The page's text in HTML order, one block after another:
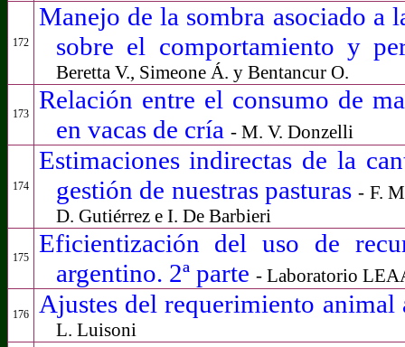
172
Manejo de la sombra asociado a
sobre el comportamiento y
Beretta V., Simeone Á. y Bentancur O.
173
Relación entre el consumo de
en vacas de cría - M. V. Donzelli
174
Estimaciones indirectas de la
gestión de nuestras pasturas- F.
D. Gutiérrez e I. De Barbieri
175
Eficientización del uso de
argentino. 2ª parte - Laboratorio
176 Ajustes del requerimiento
L. Luisoni